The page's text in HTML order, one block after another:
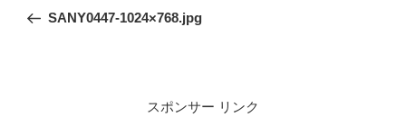
ナ
の
SANY0447-1024×768.jpg
スポンサー リンク